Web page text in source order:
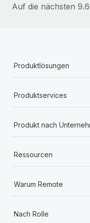
Mehr erfahren
Auf die nächsten
Produktlösungen
Produktservices
Produkt nach
Ressourcen
Warum Remote
Nach Rolle